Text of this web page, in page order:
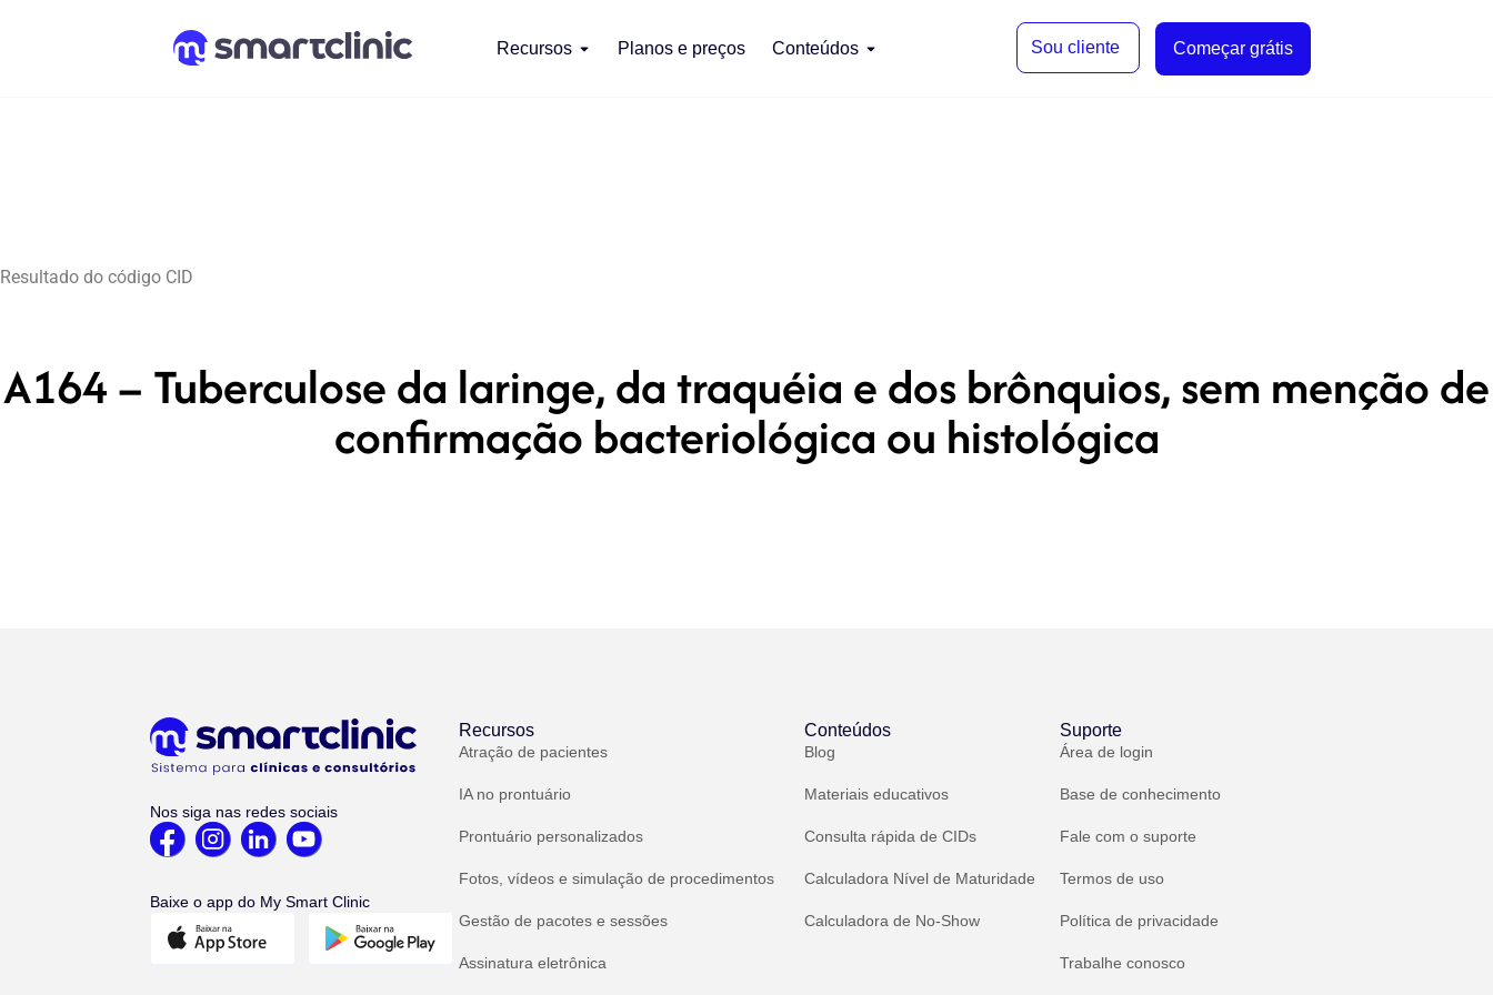
Recursos Planos e preços Conteúdos Sou cliente Começar grátis
Resultado do código CID
A164 – Tuberculose da laringe, da traquéia e dos brônquios, sem menção de
confirmação bacteriológica ou histológica
Nos siga nas redes sociais
Baixe o app do My Smart Clinic
Recursos
Atração de pacientes
IA no prontuário
Prontuário personalizados
Fotos, vídeos e simulação de procedimentos
Gestão de pacotes e sessões
Assinatura eletrônica
Conteúdos
Blog
Materiais educativos
Consulta rápida de CIDs
Calculadora Nível de Maturidade
Calculadora de No-Show
Suporte
Área de login
Base de conhecimento
Fale com o suporte
Termos de uso
Política de privacidade
Trabalhe conosco